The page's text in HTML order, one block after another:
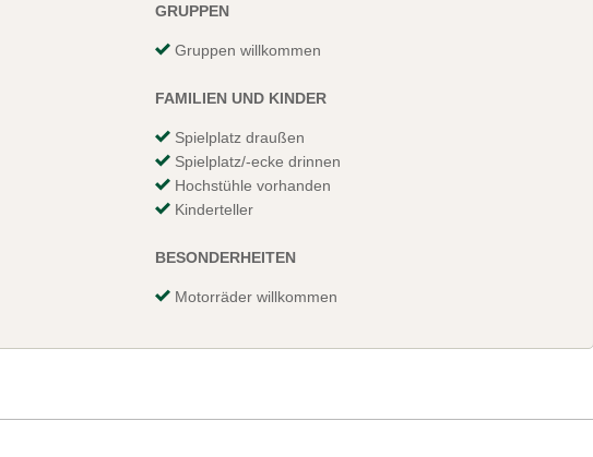
GRUPPEN
Gruppen willkommen
FAMILIEN UND KINDER
Spielplatz draußen
Spielplatz/-ecke drinnen
Hochstühle vorhanden
Kinderteller
BESONDERHEITEN
Motorräder willkommen